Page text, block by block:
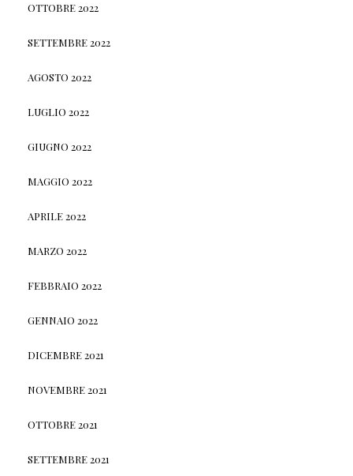
OTTOBRE 2022
SETTEMBRE 2022
AGOSTO 2022
LUGLIO 2022
GIUGNO 2022
MAGGIO 2022
APRILE 2022
MARZO 2022
FEBBRAIO 2022
GENNAIO 2022
DICEMBRE 2021
NOVEMBRE 2021
OTTOBRE 2021
SETTEMBRE 2021